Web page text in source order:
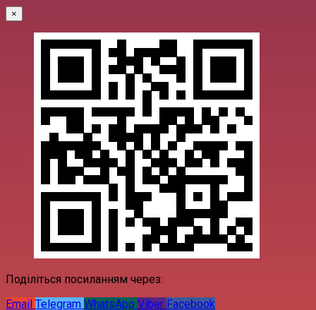
×
Поділіться посиланням через:
Email Telegram WhatsApp Viber Facebook